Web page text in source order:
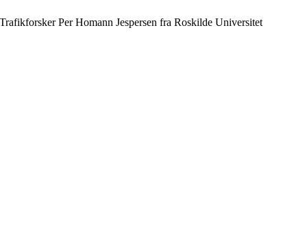
Trafikforsker Per Homann Jespersen fra Roskilde Universitet